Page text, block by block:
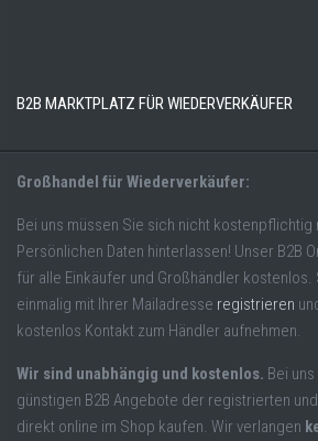
B2B MARKTPLATZ FÜR WIEDERVERKÄUFER
Großhandel für Wiederverkäufer:
Bei uns müssen Sie sich nicht
Persönlichen Daten hinterlassen! Unser B2B
für alle Einkäufer und Großhändler kostenlos.
einmalig mit Ihrer Mailadresse registrieren
kostenlos Kontakt zum Händler aufnehmen.
Wir sind unabhängig und kostenlos. Bei
günstigen B2B Angebote der registrierten
direkt online im Shop kaufen. Wir verlangen